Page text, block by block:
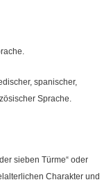
spanischer,
Sprache.
sieben Türme“ oder
Charakter und